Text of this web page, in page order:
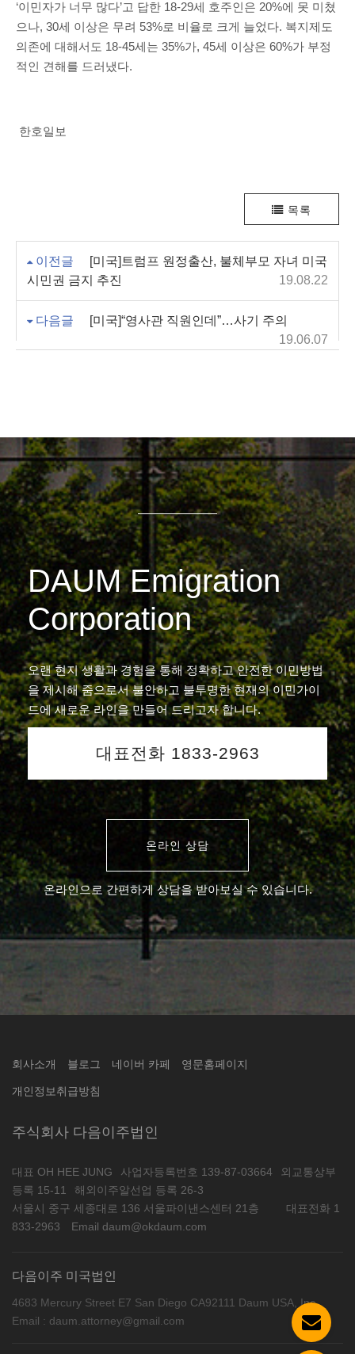
‘이민자가 너무 많다’고 답한 18-29세 호주인은 20%에 못 미쳤
으나, 30세 이상은 무려 53%로 비율로 크게 늘었다. 복지제도
의존에 대해서도 18-45세는 35%가, 45세 이상은 60%가 부정
적인 견해를 드러냈다.
한호일보
목록
이전글
[미국]트럼프 원정출산, 불체부모 자녀 미국
시민권 금지 추진
19.08.22
다음글
[미국]“영사관 직원인데”…사기 주의
19.06.07
DAUM Emigration
Corporation
오랜 현지 생활과 경험을 통해 정확하고 안전한 이민방법
을 제시해 줌으로서 불안하고 불투명한 현재의 이민가이
드에 새로운 라인을 만들어 드리고자 합니다.
대표전화 1833-2963
온라인 상담
온라인으로 간편하게 상담을 받아보실 수 있습니다.
회사소개 블로그 네이버 카페 영문홈페이지
개인정보취급방침
주식회사 다음이주법인
대표 OH HEE JUNG 사업자등록번호 139-87-03664
외교통상부
등록 15-11
해외이주알선업 등록 26-3
서울시 중구 세종대로 136 서울파이낸스센터 21층
대표전화 1
833-2963
Email daum@okdaum.com
다음이주 미국법인
4683 Mercury Street E7 San Diego CA92111 Daum USA, Inc
Email : daum.attorney@gmail.com